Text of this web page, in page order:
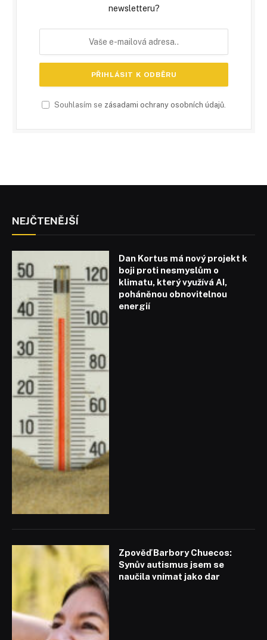
newsletteru?
Souhlasím se zásadami ochrany osobních údajů
NEJČTENĚJŠÍ
Dan Kortus má nový projekt k
boji proti nesmyslům o
klimatu, který využívá AI,
poháněnou obnovitelnou
energií
Zpověď Barbory Chuecos:
Synův autismus jsem se
naučila vnímat jako dar